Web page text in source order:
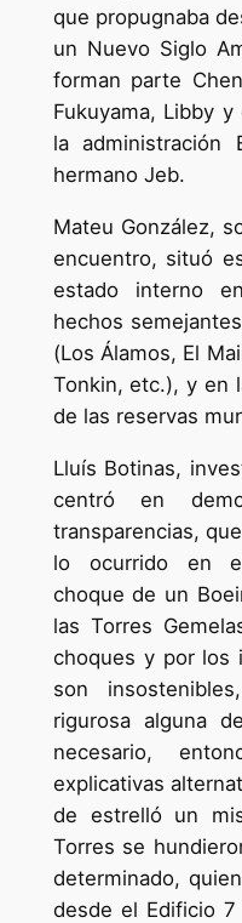
que propugnaba
un Nuevo Siglo
forman parte
Fukuyama, Libby
la administración
hermano Jeb.
Mateu González,
encuentro, situó
estado interno
hechos
(Los Álamos, El
Tonkin, etc.), y en
de las reservas
Lluís Botinas,
centró en
transparencias,
lo ocurrido en
choque de un
las Torres
choques y por los
son
rigurosa alguna
necesario,
explicativas
de estrelló un
Torres se
determinado,
desde el Edificio